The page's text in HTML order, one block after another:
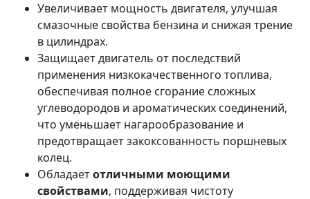
Увеличивает мощность двигателя, улучшая
смазочные свойства бензина и снижая трение
в цилиндрах.
Защищает двигатель от последствий
применения низкокачественного топлива,
обеспечивая полное сгорание сложных
углеводородов и ароматических соединений,
что уменьшает нагарообразование и
предотвращает закоксованность поршневых
колец.
Обладаетотличными моющими
свойствами, поддерживая чистоту